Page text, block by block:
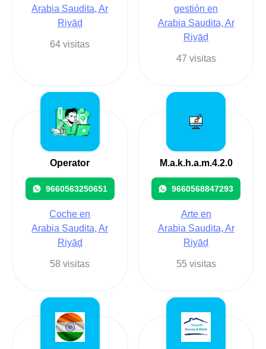
Arabia Saudita, Ar
Riyāḑ
64 visitas
gestión en
Arabia Saudita, Ar
Riyāḑ
47 visitas
Operator
9660563250651
Coche en
Arabia Saudita, Ar
Riyāḑ
58 visitas
M.a.k.h.a.m.4.2.0
9660568847293
Arte en
Arabia Saudita, Ar
Riyāḑ
55 visitas